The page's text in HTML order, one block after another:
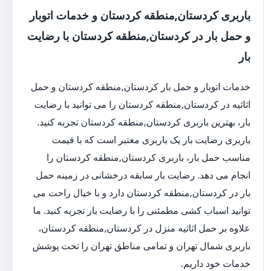
باربری کردستان,منطقه کردستان و خدمات اتوبار
و حمل بار در کردستان,منطقه کردستان با رضایت
بار
خدمات اتوبار و حمل بار کردستان,منطقه کردستان و حمل
اثاثیه در کردستان,منطقه کردستان را می توانید با رضایت
بار، بهترین باربری کردستان,منطقه کردستان تجربه کنید.
باربری رضایت بار یک باربری معتبر است که با قیمت
مناسب حمل بار، باربری کردستان,منطقه کردستان را
انجام می دهد. رضایت بار سابقه درخشانی در زمینه حمل
بار در کردستان,منطقه کردستان دارد و با خیال راحت می
توانید اسباب کشی مطمئنی را با رضایت بار تجربه کنید. ما
علاوه بر حمل اثاثیه منزل در کردستان,منطقه کردستان،
باربری شمال تهران و تمامی مناطق تهران را تحت پوشش
خدمات خود داریم.